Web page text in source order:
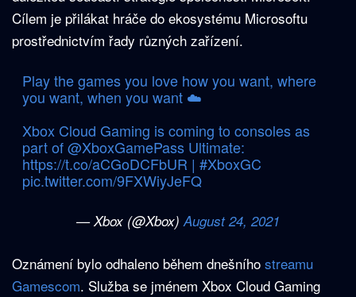
Cílem je přilákat hráče do ekosystému Microsoftu
prostřednictvím řady různých zařízení.
Play the games you love how you want, where
you want, when you want ☁️​
Xbox Cloud Gaming is coming to consoles as
part of@XboxGamePassUltimate:
https://t.co/aCGoDCFbUR | #XboxGC
pic.twitter.com/9FXWiyJeFQ
— Xbox (@Xbox)August 24, 2021
Oznámení bylo odhaleno během dnešního streamu
Gamescom. Služba se jménem Xbox Cloud Gaming